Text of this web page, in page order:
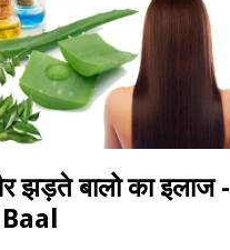
झड़ते बालो का इलाज -